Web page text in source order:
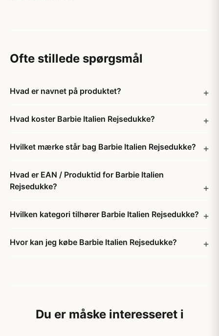
Ofte stillede spørgsmål
Hvad er navnet på produktet?
Hvad koster Barbie Italien Rejsedukke?
Hvilket mærke står bag Barbie Italien Rejsedukke?
Hvad er EAN / Produktid for Barbie Italien
Rejsedukke?
Hvilken kategori tilhører Barbie Italien Rejsedukke?
Hvor kan jeg købe Barbie Italien Rejsedukke?
Du er måske interesseret i